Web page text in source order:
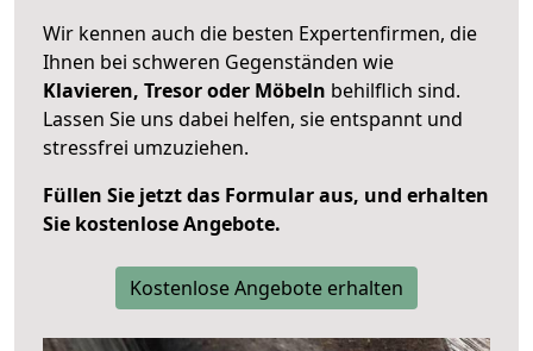
Wir kennen auch die besten Expertenfirmen, die
Ihnen bei schweren Gegenständen wie
Klavieren, Tresor oder Möbeln behilflich sind.
Lassen Sie uns dabei helfen, sie entspannt und
stressfrei umzuziehen.
Füllen Sie jetzt das Formular aus, und erhalten
Sie kostenlose Angebote.
Kostenlose Angebote erhalten